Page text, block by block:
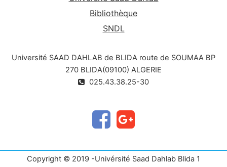
Bibliothèque
SNDL
Université SAAD DAHLAB de BLIDA route de SOUMAA BP
270 BLIDA(09100) ALGERIE
025.43.38.25-30
Copyright © 2019 -Univérsité Saad Dahlab Blida 1